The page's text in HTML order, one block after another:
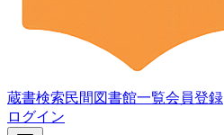
蔵書検索民間図書館一覧会員登録
ログイン